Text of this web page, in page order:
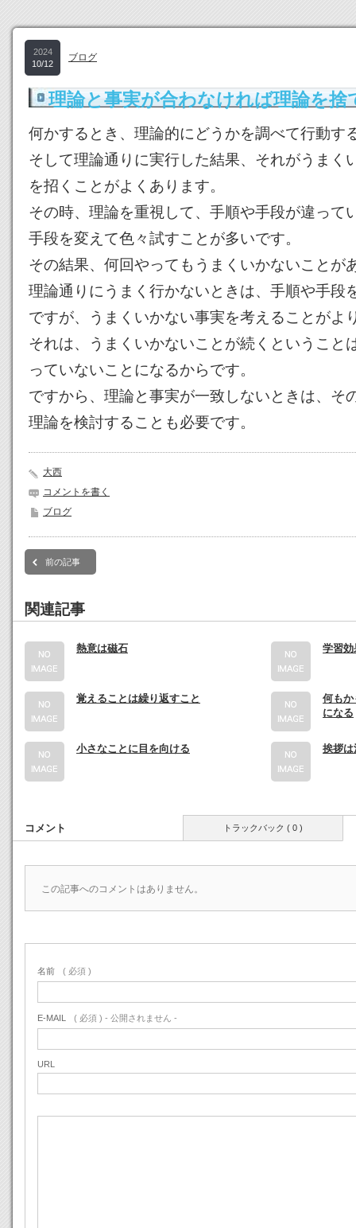
2024
10/12
ブログ
理論と事実が合わなければ理論を捨
何かするとき、理論的にどうかを調べて行動す
そして理論通りに実行した結果、それがうまく
を招くことがよくあります。
その時、理論を重視して、手順や手段が違って
手段を変えて色々試すことが多いです。
その結果、何回やってもうまくいかないことが
理論通りにうまく行かないときは、手順や手段
ですが、うまくいかない事実を考えることがよ
それは、うまくいかないことが続くということ
っていないことになるからです。
ですから、理論と事実が一致しないときは、そ
理論を検討することも必要です。
大西
コメントを書く
ブログ
前の記事
関連記事
熱意は磁石 学習効
覚えることは繰り返すこと
何もか
になる
小さなことに目を向ける 挨拶は
コメント トラックバック ( 0 )
この記事へのコメントはありません。
名前 ( 必須 )
E-MAIL ( 必須 ) - 公開されません -
URL